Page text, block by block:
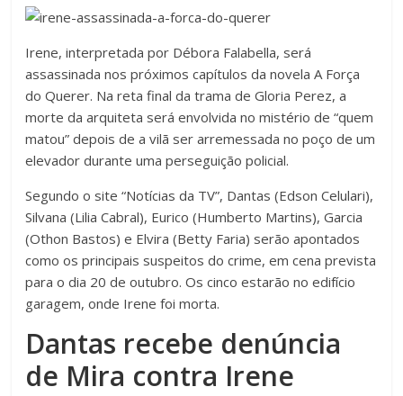
Irene, interpretada por Débora Falabella, será
assassinada nos próximos capítulos da novela A Força
do Querer. Na reta final da trama de Gloria Perez, a
morte da arquiteta será envolvida no mistério de “quem
matou” depois de a vilã ser arremessada no poço de um
elevador durante uma perseguição policial.
Segundo o site “Notícias da TV”, Dantas (Edson Celulari),
Silvana (Lilia Cabral), Eurico (Humberto Martins), Garcia
(Othon Bastos) e Elvira (Betty Faria) serão apontados
como os principais suspeitos do crime, em cena prevista
para o dia 20 de outubro. Os cinco estarão no edifício
garagem, onde Irene foi morta.
Dantas recebe denúncia
de Mira contra Irene